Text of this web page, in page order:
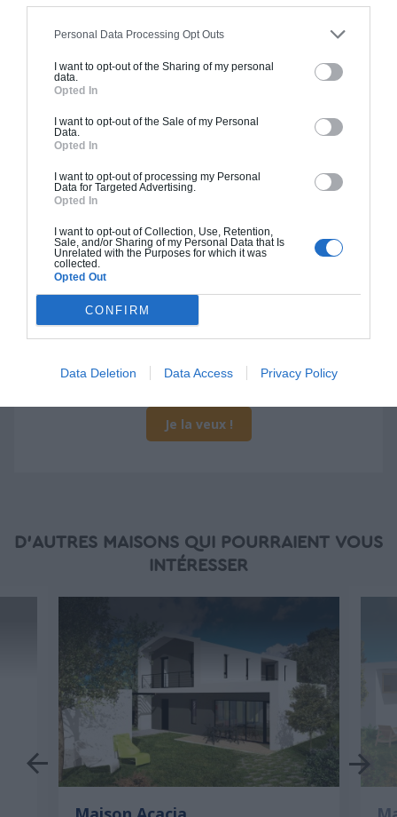
Personal Data Processing Opt Outs
I want to opt-out of the Sharing of my personal
data.
Opted In
I want to opt-out of the Sale of my Personal
Data.
Opted In
I want to opt-out of processing my Personal
Data for Targeted Advertising.
Opted In
I want to opt-out of Collection, Use, Retention,
Sale, and/or Sharing of my Personal Data that Is
Unrelated with the Purposes for which it was
collected.
Opted Out
CONFIRM
Data Deletion Data Access Privacy Policy
À partir de
333 000€ TTC
Construction BBC
standards. Construction en bloc coffrant isolant
(RT 2020). Finitions haut de gamme. Le prix "clé
en main" inclut le gros oeuvre et le second
oeuvre (cuisine, peinture, sols...), mais exclut
piscine, jardin et clôture.
386 000€ TTC
Je la veux !
D'AUTRES MAISONS QUI POURRAIENT VOUS
INTÉRESSER